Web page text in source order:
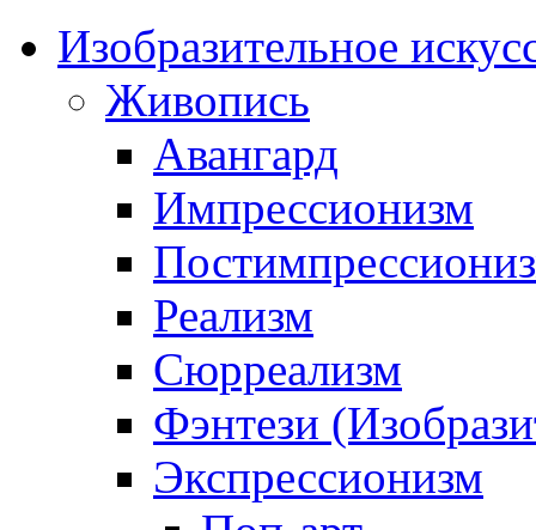
Изобразительное
Живопись
Авангард
Импрессионизм
Реализм
Сюрреализм
Фэнтези
Экспрессионизм